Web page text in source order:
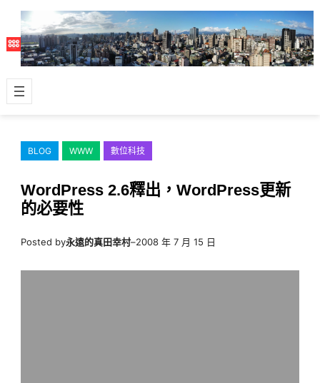
主
容
BLOG WWW 數位科技
WordPress 2.6釋出，WordPress更新
的必要性
Posted by永遠的真田幸村–2008 年 7 月 15 日